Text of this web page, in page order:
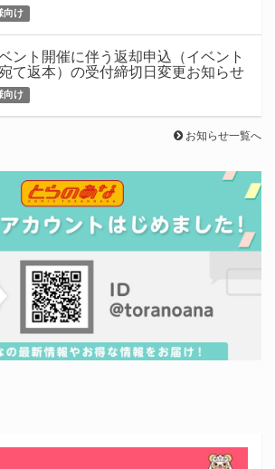
向け
ント開催に伴う返却申込（イベント
て返本）の受付締切日変更お知らせ
向け
お知らせ一覧へ